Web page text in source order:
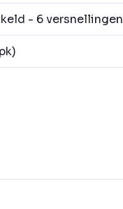
- 6 versnellingen